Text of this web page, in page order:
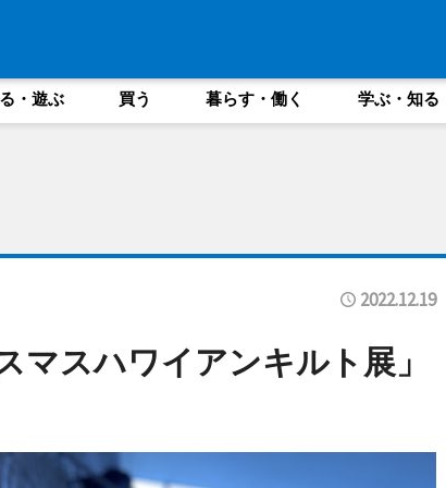
・遊ぶ 買う 暮らす・働く 学ぶ・知る
2022.12.19
マスハワイアンキルト展」